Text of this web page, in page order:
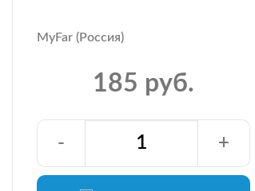
MyFar (Россия)
185 руб.
- +